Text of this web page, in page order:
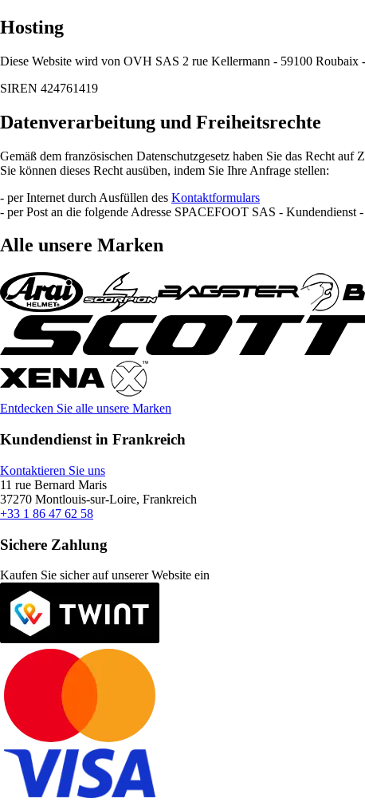
Hosting
Diese Website wird von OVH SAS 2 rue Kellermann - 59100
SIREN 424761419
Datenverarbeitung und Freiheitsrechte
Gemäß dem französischen Datenschutzgesetz haben Sie das Recht
Sie können dieses Recht ausüben, indem Sie Ihre Anfrage stellen:
- per Internet durch Ausfüllen des Kontaktformulars
- per Post an die folgende Adresse SPACEFOOT SAS -
Alle unsere Marken
Entdecken Sie alle unsere Marken
Kundendienst in Frankreich
Kontaktieren Sie uns
11 rue Bernard Maris
37270 Montlouis-sur-Loire, Frankreich
+33 1 86 47 62 58
Sichere Zahlung
Kaufen Sie sicher auf unserer Website ein